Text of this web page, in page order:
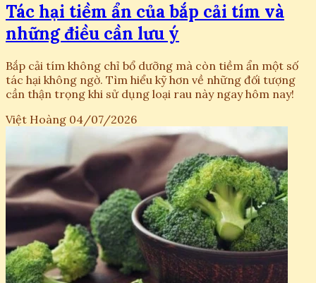
Tác hại tiềm ẩn của bắp cải tím và
những điều cần lưu ý
Bắp cải tím không chỉ bổ dưỡng mà còn tiềm ẩn một số
tác hại không ngờ. Tìm hiểu kỹ hơn về những đối tượng
cần thận trọng khi sử dụng loại rau này ngay hôm nay!
Việt Hoàng 04/07/2026